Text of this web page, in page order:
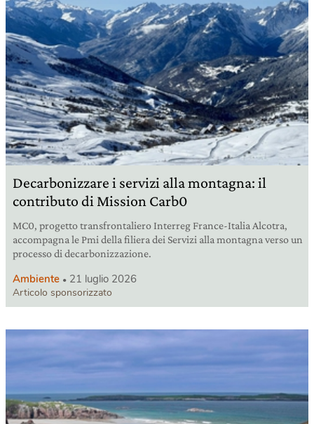
Decarbonizzare i servizi alla montagna: il
contributo di Mission Carb0
MC0, progetto transfrontaliero Interreg France-Italia Alcotra,
accompagna le Pmi della filiera dei Servizi alla montagna verso un
processo di decarbonizzazione.
Ambiente 21 luglio 2026
Articolo sponsorizzato